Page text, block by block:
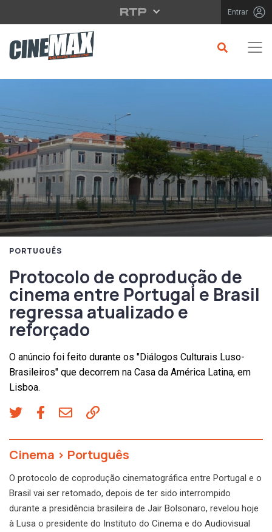
Saltar para o conteúdo principal Entrar
PORTUGUÊS
Protocolo de coprodução de
cinema entre Portugal e Brasil
regressa atualizado e
reforçado
O anúncio foi feito durante os "Diálogos Culturais Luso-
Brasileiros" que decorrem na Casa da América Latina, em
Lisboa.
Cinema > Português
O protocolo de coprodução cinematográfica entre Portugal e o
Brasil vai ser retomado, depois de ter sido interrompido
durante a presidência brasileira de Jair Bolsonaro, revelou hoje
à Lusa o presidente do Instituto do Cinema e do Audiovisual